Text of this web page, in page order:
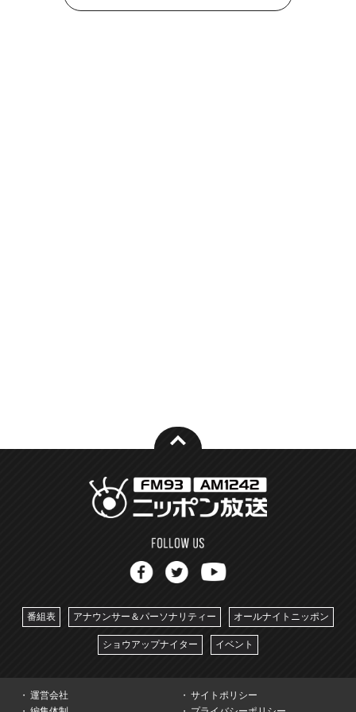
番組表 アナウンサー＆パーソナリティー オールナイトニッポン
ショウアップナイター イベント
運営会社
サイトポリシー